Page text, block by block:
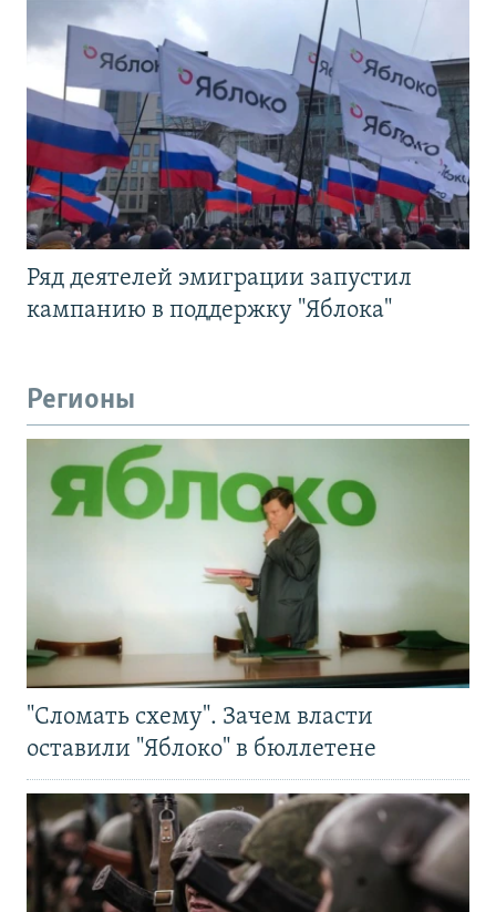
Ряд деятелей эмиграции запустил
кампанию в поддержку "Яблока"
Регионы
"Сломать схему". Зачем власти
оставили "Яблоко" в бюллетене